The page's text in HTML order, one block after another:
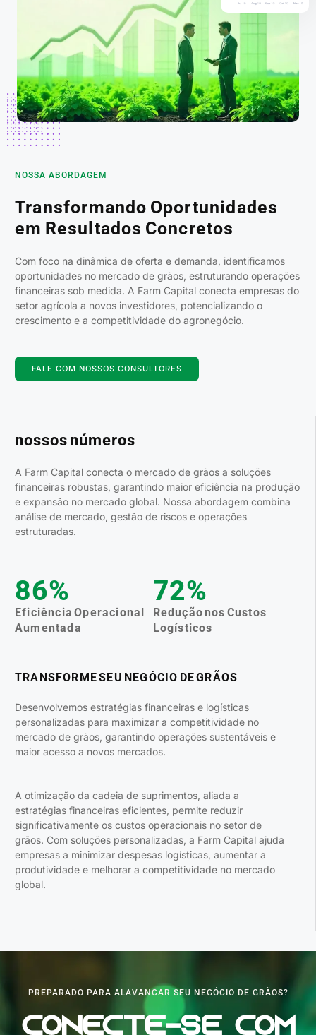
NOSSA ABORDAGEM
Transformando Oportunidades
em Resultados Concretos
Com foco na dinâmica de oferta e demanda, identificamos
oportunidades no mercado de grãos, estruturando operações
financeiras sob medida. A Farm Capital conecta empresas do
setor agrícola a novos investidores, potencializando o
crescimento e a competitividade do agronegócio.
FALE COM NOSSOS CONSULTORES
nossos números
A Farm Capital conecta o mercado de grãos a soluções
financeiras robustas, garantindo maior eficiência na produção
e expansão no mercado global. Nossa abordagem combina
análise de mercado, gestão de riscos e operações
estruturadas.
Eficiência Operacional
Aumentada
87%
Redução nos Custos
Logísticos
72%
TRANSFORME SEU NEGÓCIO DE GRÃOS
Desenvolvemos estratégias financeiras e logísticas
personalizadas para maximizar a competitividade no
mercado de grãos, garantindo operações sustentáveis e
maior acesso a novos mercados.
A otimização da cadeia de suprimentos, aliada a
estratégias financeiras eficientes, permite reduzir
significativamente os custos operacionais no setor de
grãos. Com soluções personalizadas, a Farm Capital ajuda
empresas a minimizar despesas logísticas, aumentar a
produtividade e melhorar a competitividade no mercado
global.
PREPARADO PARA ALAVANCAR SEU NEGÓCIO DE GRÃOS?
Conecte-se com